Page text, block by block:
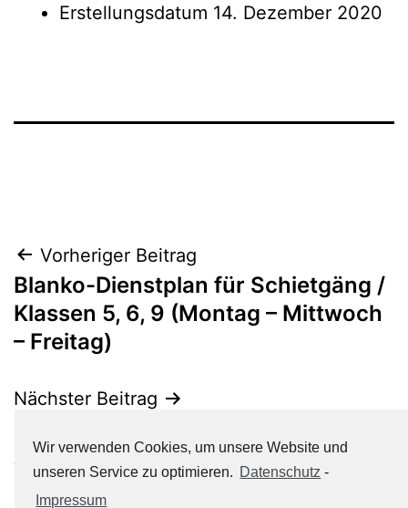
Erstellungsdatum 14. Dezember 2020
Beitrags-
Navigation
Vorheriger Beitrag
Blanko-Dienstplan für Schietgäng /
Klassen 5, 6, 9 (Montag – Mittwoch
– Freitag)
Nächster Beitrag
Jahresplan Ordnungsdienst in
Aufenthalts- und Arbeitsräumen
(StK MSS 10-12) SJ 2019-20
Wir verwenden Cookies, um unsere Website und
unseren Service zu optimieren. Datenschutz -
Impressum